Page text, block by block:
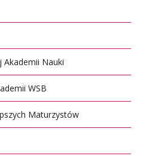
technologie
humanistyczne
Akademii Nauki
WSB
Maturzystów